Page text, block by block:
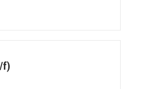
f)